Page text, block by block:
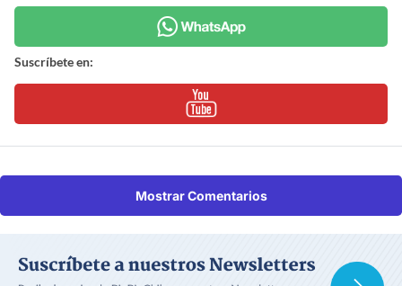
Suscríbete en:
Mostrar Comentarios